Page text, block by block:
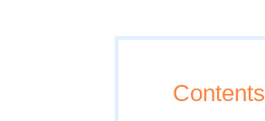
Contents